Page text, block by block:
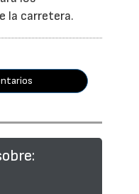
la carretera.